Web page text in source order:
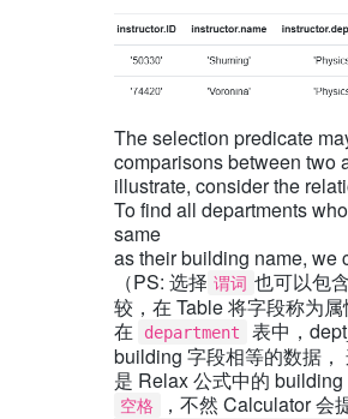
The selection predicate
comparisons between two
illustrate, consider the
To find all departments
same
as their building name, we
（PS: 选择 谓词 也可以包
较，在 Table 将字段称为属
在
department
表中，
building 字段相等的数据，
是 Relax 公式中的
空格 ，不然 Calculator 会